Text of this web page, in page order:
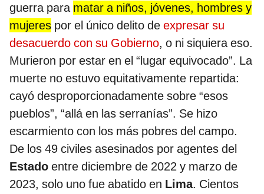
guerra para matar a niños, jóvenes, hombres y
mujeres por el único delito de expresar su
desacuerdo con su Gobierno, o ni siquiera eso.
Murieron por estar en el “lugar equivocado”. La
muerte no estuvo equitativamente repartida:
cayó desproporcionadamente sobre “esos
pueblos”, “allá en las serranías”. Se hizo
escarmiento con los más pobres del campo.
De los 49 civiles asesinados por agentes del
Estado entre diciembre de 2022 y marzo de
2023, solo uno fue abatido en Lima. Cientos